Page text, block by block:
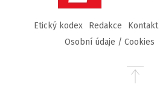
Etický kodex Redakce Kontakt
Osobní údaje / Cookies
Přejít